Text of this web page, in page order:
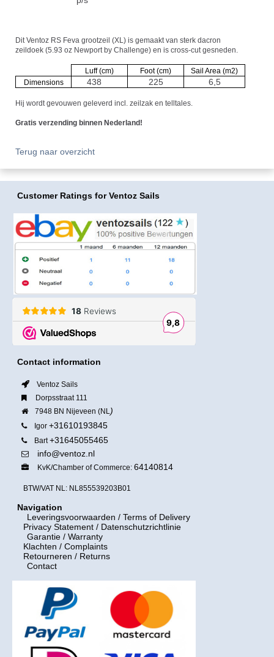
Dit Ventoz RS Feva grootzeil (XL) is gemaakt van sterk dacron
zeildoek (5.93 oz Newport by Challenge) en is cross-cut gesneden.
Luff (cm) Foot (cm)
Sail Area (m2)
Dimensions
438 225 6,5
Hij wordt gevouwen geleverd incl. zeilzak en telltales.
Gratis verzending binnen Nederland!
Terug naar overzicht
Customer Ratings for Ventoz Sails
Contact information
Ventoz Sails
Dorpsstraat 111
7948 BN Nijeveen (NL )
Igor +31610193845
Bart+31645055465
info@ventoz.nl
KvK/Chamber of Commerce: 64140814
BTW/VAT NL: NL855539203B01
Navigation
Leveringsvoorwaarden / Terms of Delivery
Privacy Statement / Datenschutzrichtlinie
Garantie / Warranty
Klachten / Complaints
Retourneren / Returns
Contact